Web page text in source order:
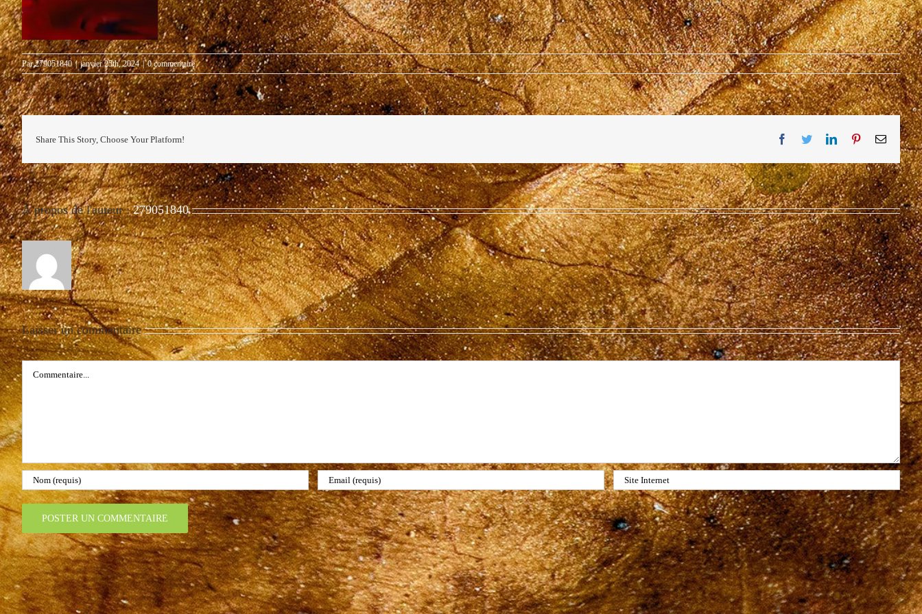
Par279051840 | janvier 25th, 2024 | 0 commentaire
Share This Story, Choose Your Platform! Facebook
TwitterLinkedInPinterestEmail
À propos de l'auteur :279051840
Laisser un commentaire
Commentaire